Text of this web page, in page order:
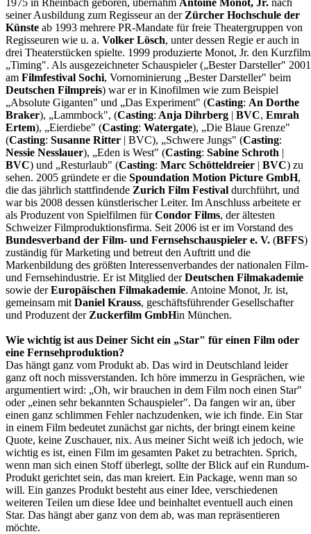
seiner Ausbildung zum Regisseur an der Zürcher Hochschule der
Künste ab 1993 mehrere PR-Mandate für freie Theatergruppen von
Regisseuren wie u. a. Volker Lösch, unter dessen Regie er auch in
drei Theaterstücken spielte. 1999 produzierte Monot, Jr. den Kurzfilm
„Timing". Als ausgezeichneter Schauspieler („Bester Darsteller" 2001
am Filmfestival Sochi, Vornominierung „Bester Darsteller" beim
Deutschen Filmpreis) war er in Kinofilmen wie zum Beispiel
„Absolute Giganten" und „Das Experiment" (Casting: An Dorthe
Braker), „Lammbock", (Casting: Anja Dihrberg | BVC, Emrah
Ertem), „Eierdiebe" (Casting: Watergate), „Die Blaue Grenze"
(Casting: Susanne Ritter | BVC), „Schwere Jungs" (Casting:
Nessie Nesslauer), „Eden is West" (Casting: Sabine Schroth |
BVC) und „Resturlaub" (Casting: Marc Schötteldreier | BVC) zu
sehen. 2005 gründete er die Spoundation Motion Picture GmbH,
die das jährlich stattfindende Zurich Film Festival durchführt, und
war bis 2008 dessen künstlerischer Leiter. Im Anschluss arbeitete er
als Produzent von Spielfilmen fürCondor Films, der ältesten
Schweizer Filmproduktionsfirma. Seit 2006 ist er im Vorstand des
Bundesverband der Film- und Fernsehschauspieler e. V. (BFFS)
zuständig für Marketing und betreut den Auftritt und die
Markenbildung des größten Interessenverbandes der nationalen Film-
und Fernsehindustrie. Er ist Mitglied derDeutschen Filmakademie
sowie derEuropäischen Filmakademie. Antoine Monot, Jr. ist,
gemeinsam mit Daniel Krauss, geschäftsführender Gesellschafter
und Produzent der Zuckerfilm GmbHin München.
Wie wichtig ist aus Deiner Sicht ein „Star" für einen Film oder
eine Fernsehproduktion?
Das hängt ganz vom Produkt ab. Das wird in Deutschland leider
ganz oft noch missverstanden. Ich höre immerzu in Gesprächen, wie
argumentiert wird: „Oh, wir brauchen in dem Film noch einen Star"
oder „einen sehr bekannten Schauspieler". Da fangen wir an, über
einen ganz schlimmen Fehler nachzudenken, wie ich finde. Ein Star
in einem Film bedeutet zunächst gar nichts, der bringt einem keine
Quote, keine Zuschauer, nix. Aus meiner Sicht weiß ich jedoch, wie
wichtig es ist, einen Film im gesamten Paket zu betrachten. Sprich,
wenn man sich einen Stoff überlegt, sollte der Blick auf ein Rundum-
Produkt gerichtet sein, das man kreiert. Ein Package, wenn man so
will. Ein ganzes Produkt besteht aus einer Idee, verschiedenen
weiteren Teilen um diese Idee und beinhaltet eventuell auch einen
Star. Das hängt aber ganz von dem ab, was man repräsentieren
möchte.